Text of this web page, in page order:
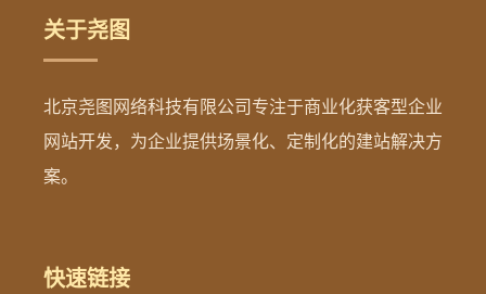
关于尧图
北京尧图网络科技有限公司专注于商业化获客型企业
网站开发，为企业提供场景化、定制化的建站解决方
案。
快速链接